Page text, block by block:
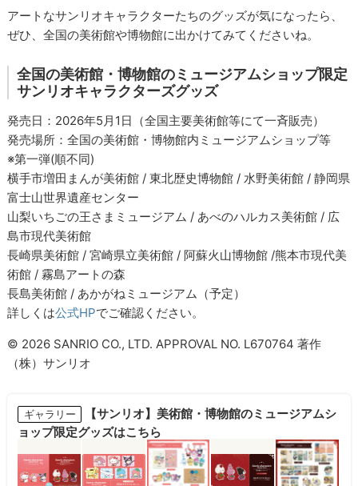
アートなサンリオキャラクターたちのグッズが気になったら、
ぜひ、全国の美術館や博物館に出かけてみてくださいね。
全国の美術館・博物館のミュージアムショップ限定
サンリオキャラクターズグッズ
発売日：2026年5月1日（全国主要美術館等にて一斉販売）
発売場所：全国の美術館・博物館内ミュージアムショップ等
※第一弾(順不同)
横手市増田まんが美術館 / 東北歴史博物館 / 水野美術館 / 静岡県
富士山世界遺産センター
山梨いちごの王さまミュージアム / あべのハルカス美術館 / 広
島市現代美術館
長崎県美術館 / 宮崎県立美術館 / 阿蘇火山博物館 /熊本市現代美
術館 / 霧島アートの森
長島美術館 / あかがねミュージアム（予定）
詳しくは公式HPでご確認ください。
© 2026 SANRIO CO., LTD. APPROVAL NO. L670764 著作
（株）サンリオ
ギャラリー
【サンリオ】美術館・博物館のミュージアムシ
ョップ限定グッズはこちら